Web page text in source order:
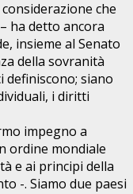
che
ha detto ancora
insieme al Senato
della sovranità
definiscono; siano
i diritti
impegno a
ordine mondiale
e ai principi della
-. Siamo due paesi